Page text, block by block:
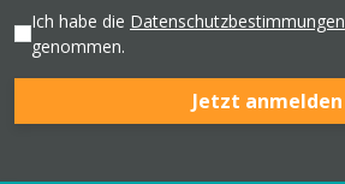
Ich habe die Datenschutzbestimmungen
genommen.
Jetzt anmelden